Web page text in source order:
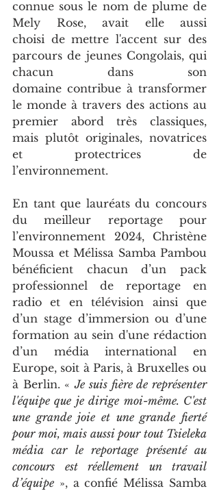
connue sous le nom de plume de
Mely Rose, avait elle aussi
choisi de mettre l'accent sur des
parcours de jeunes Congolais, qui
chacun dans son
domaine contribue à transformer
le monde à travers des actions au
premier abord très classiques,
mais plutôt originales, novatrices
et protectrices de
l’environnement.
En tant que lauréats du concours
du meilleur reportage pour
l’environnement 2024, Christène
Moussa et Mélissa Samba Pambou
bénéficient chacun d’un pack
professionnel de reportage en
radio et en télévision ainsi que
d’un stage d’immersion ou d’une
formation au sein d'une rédaction
d’un média international en
Europe, soit à Paris, à Bruxelles ou
à Berlin. « Je suis fière de représenter
l'équipe que je dirige moi-même. C'est
une grande joie et une grande fierté
pour moi, mais aussi pour tout Tsieleka
média car le reportage présenté au
concours est réellement un travail
d’équipe », a confié Mélissa Samba